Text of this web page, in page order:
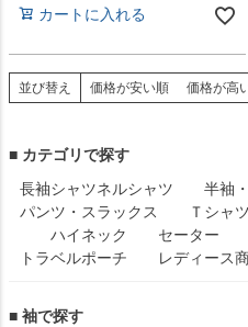
カートに入れる
並び替え 価格が安い順 価格が高
■ カテゴリで探す
長袖シャツネルシャツ 半袖
パンツ・スラックス
Ｔシャツ
ハイネック
セーター
トラベルポーチ
レディース
■ 袖で探す